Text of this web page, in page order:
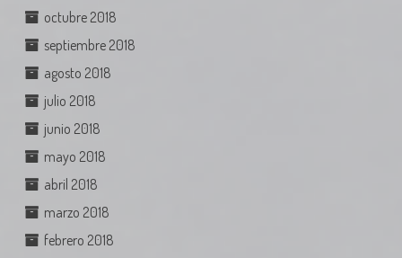
octubre 2018
septiembre 2018
agosto 2018
julio 2018
junio 2018
mayo 2018
abril 2018
marzo 2018
febrero 2018